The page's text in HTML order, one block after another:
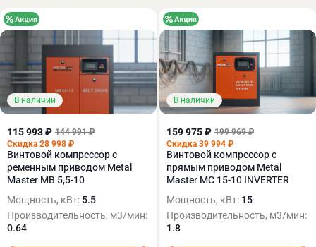
В наличии
115 993 ₽ 144 991 ₽
Скидка 28 998 ₽
Винтовой компрессор с
ременным приводом Metal
Master MB 5,5-10
Мощность, кВт: 5.5
Производительность, м3/мин:
0.64
В наличии
159 975 ₽ 199 969 ₽
Скидка 39 994 ₽
Винтовой компрессор с
прямым приводом Metal
Master MC 15-10 INVERTER
Мощность, кВт: 15
Производительность, м3/мин:
1.8